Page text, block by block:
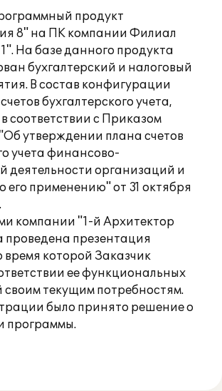
продукт
8" на ПК компании Филиал
На базе данного продукта
бухгалтерский и налоговый
В состав конфигурации
бухгалтерского учета,
соответствии с Приказом
утверждении плана счетов
учета финансово-
деятельности организаций и
его применению" от 31 октября
компании "1-й Архитектор
проведена презентация
время которой Заказчик
ее функциональных
своим текущим потребностям.
было принято решение о
программы.